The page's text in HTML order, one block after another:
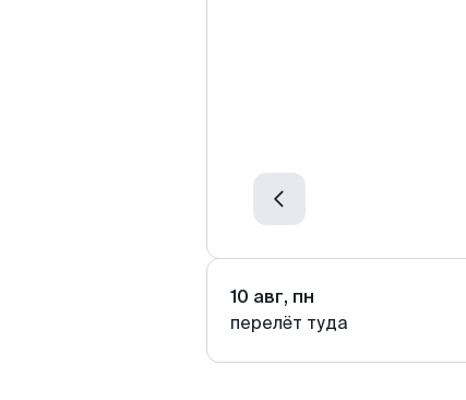
10 авг, пн
перелёт туда